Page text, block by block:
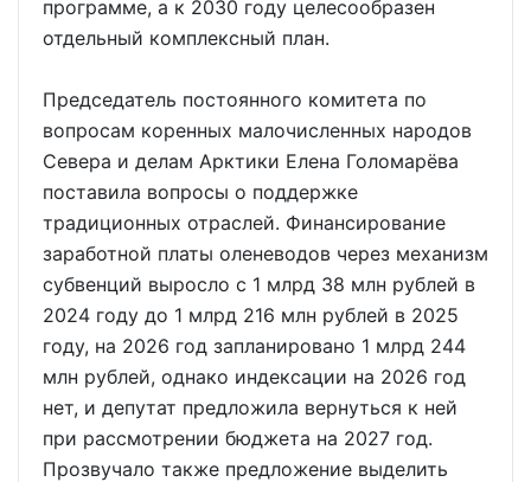
программе, а к 2030 году целесообразен
отдельный комплексный план.
Председатель постоянного комитета по
вопросам коренных малочисленных народов
Севера и делам Арктики Елена Голомарёва
поставила вопросы о поддержке
традиционных отраслей. Финансирование
заработной платы оленеводов через механизм
субвенций выросло с 1 млрд 38 млн рублей в
2024 году до 1 млрд 216 млн рублей в 2025
году, на 2026 год запланировано 1 млрд 244
млн рублей, однако индексации на 2026 год
нет, и депутат предложила вернуться к ней
при рассмотрении бюджета на 2027 год.
Прозвучало также предложение выделить